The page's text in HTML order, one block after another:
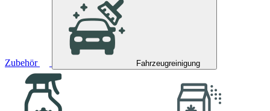
Zubehör Fahrzeugreinigung